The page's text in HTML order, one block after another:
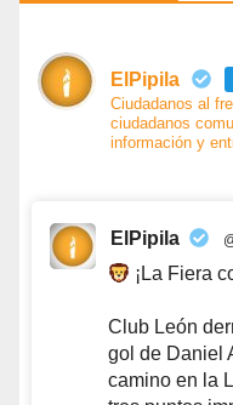
ElPipila
Ciudadanos al
ciudadanos
información y
ElPipila
¡La Fiera
Club León
gol de Daniel
camino en la